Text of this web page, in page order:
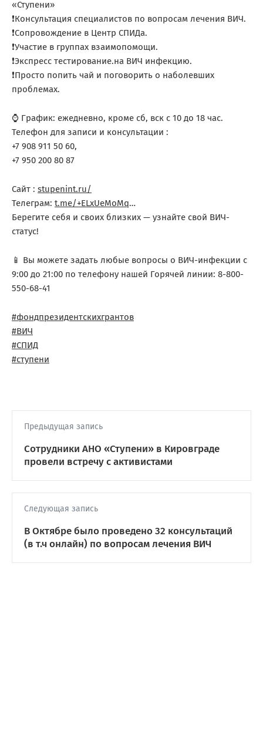
«Ступени»
❗Консультация специалистов по вопросам лечения ВИЧ.
❗Сопровождение в Центр СПИДа.
❗Участие в группах взаимопомощи.
❗Экспресс тестирование.на ВИЧ инфекцию.
❗Просто попить чай и поговорить о наболевших
проблемах.
⌚ График: ежедневно, кроме сб, вск с 10 до 18 час.
Телефон для записи и консультации :
+7 908 911 50 60,
+7 950 200 80 87
Сайт : stupenint.ru/
Телеграм: t.me/+ELxUeMoMq…
Берегите себя и своих близких — узнайте свой ВИЧ-
статус!
📱 Вы можете задать любые вопросы о ВИЧ-инфекции с
9:00 до 21:00 по телефону нашей Горячей линии: 8-800-
550-68-41
#фондпрезидентскихгрантов
#ВИЧ
#СПИД
#ступени
Предыдущая запись
Сотрудники АНО «Ступени» в Кировграде
провели встречу с активистами
Следующая запись
В Октябре было проведено 32 консультаций
(в т.ч онлайн) по вопросам лечения ВИЧ